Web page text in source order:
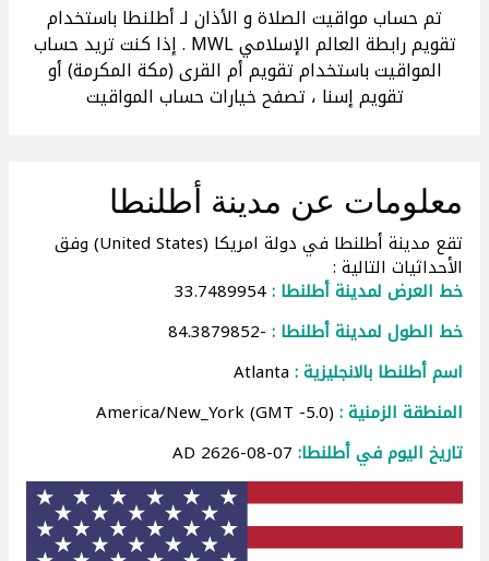
تم حساب مواقيت الصلاة و الأذان لـ أطلنطا باستخدام
تقويم رابطة العالم الإسلامي MWL . إذا كنت تريد حساب
المواقيت باستخدام تقويم أم القرى (مكة المكرمة) أو
تقويم إسنا ، تصفح خيارات حساب المواقيت
معلومات عن مدينة أطلنطا
تقع مدينة أطلنطا في دولة امريكا (United States) وفق
الأحداثيات التالية :
خط العرض لمدينة أطلنطا :33.7489954
خط الطول لمدينة أطلنطا : -84.3879852
اسم أطلنطا بالانجليزية :
المنطقة الزمنية :
تاريخ اليوم في أطلنطا: